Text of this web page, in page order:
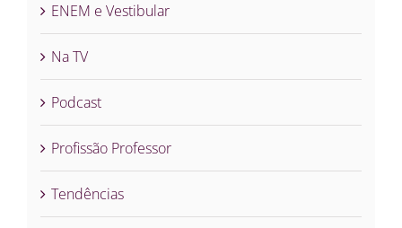
ENEM e Vestibular
Na TV
Podcast
Profissão Professor
Tendências